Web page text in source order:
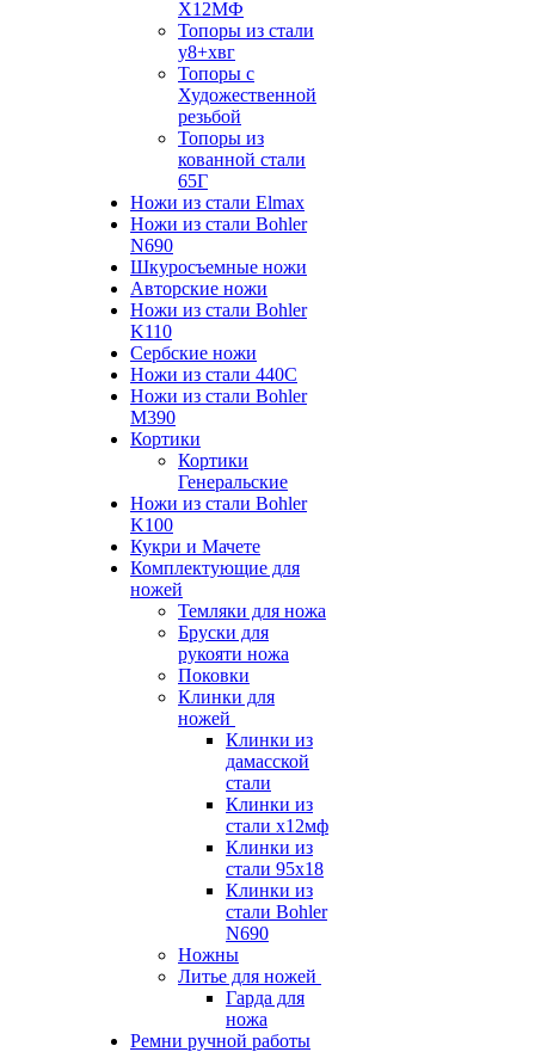
Х12МФ
Топоры из стали
у8+хвг
Топоры с
Художественной
резьбой
Топоры из
кованной стали
65Г
Ножи из стали Elmax
Ножи из стали Bohler
N690
Шкуросъемные ножи
Авторские ножи
Ножи из стали Bohler
K110
Сербские ножи
Ножи из стали 440С
Ножи из стали Bohler
M390
Кортики
Кортики
Генеральские
Ножи из стали Bohler
K100
Кукри и Мачете
Комплектующие для
ножей
Темляки для ножа
Бруски для
рукояти ножа
Поковки
Клинки для
ножей
Клинки из
дамасской
стали
Клинки из
стали х12мф
Клинки из
стали 95х18
Клинки из
стали Bohler
N690
Ножны
Литье для ножей
Гарда для
ножа
Ремни ручной работы